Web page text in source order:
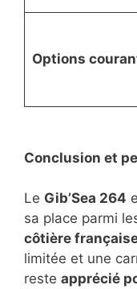
Options
Conclusion et
Le Gib’Sea 264
sa place parmi
côtière
limitée et une
reste apprécié